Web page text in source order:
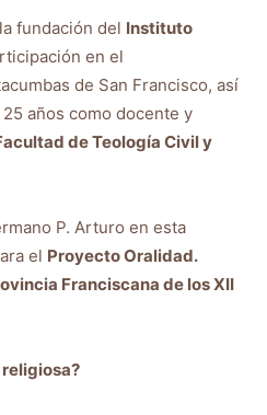
fundación del Instituto
en el
de San Francisco, así
años como docente y
de Teología Civil y
P. Arturo en esta
el Proyecto Oralidad.
Franciscana de los XII
religiosa?